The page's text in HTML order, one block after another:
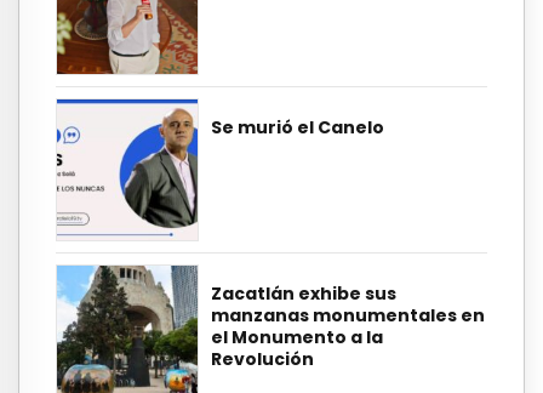
Se murió el Canelo
Zacatlán exhibe sus
manzanas monumentales en
el Monumento a la
Revolución